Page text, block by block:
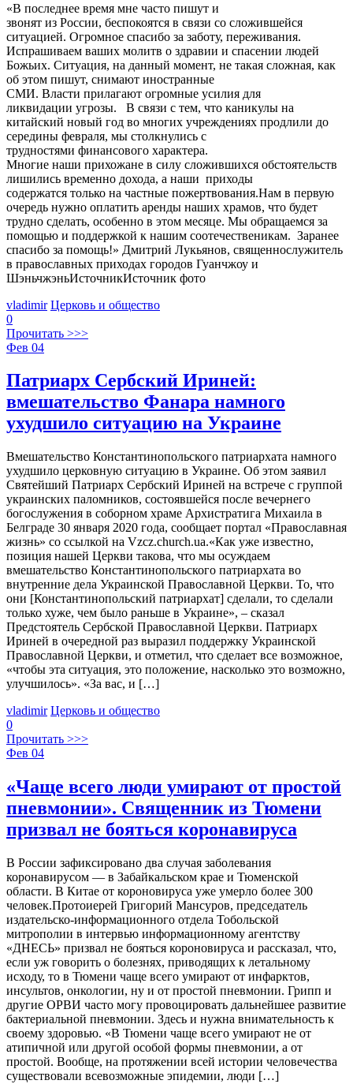
«В последнее время мне часто пишут и
звонят из России, беспокоятся в связи со сложившейся
ситуацией. Огромное спасибо за заботу, переживания.
Испрашиваем ваших молитв о здравии и спасении людей
Божьих. Ситуация, на данный момент, не такая сложная, как
об этом пишут, снимают иностранные
СМИ. Власти прилагают огромные усилия для
ликвидации угрозы. В связи с тем, что каникулы на
китайский новый год во многих учреждениях продлили до
середины февраля, мы столкнулись с
трудностями финансового характера.
Многие наши прихожане в силу сложившихся обстоятельств
лишились временно дохода, а наши приходы
содержатся только на частные пожертвования.Нам в первую
очередь нужно оплатить аренды наших храмов, что будет
трудно сделать, особенно в этом месяце. Мы обращаемся за
помощью и поддержкой к нашим соотечественикам. Заранее
спасибо за помощь!» Дмитрий Лукьянов, священнослужитель
в православных приходах городов Гуанчжоу и
ШэньчжэньИсточникИсточник фото
vladimir Церковь и общество
0
Прочитать >>>
Фев 04
Патриарх Сербский Ириней:
вмешательство Фанара намного
ухудшило ситуацию на Украине
Вмешательство Константинопольского патриархата намного
ухудшило церковную ситуацию в Украине. Об этом заявил
Святейший Патриарх Сербский Ириней на встрече с группой
украинских паломников, состоявшейся после вечернего
богослужения в соборном храме Архистратига Михаила в
Белграде 30 января 2020 года, сообщает портал «Православная
жизнь» со ссылкой на Vzcz.church.ua.«Как уже известно,
позиция нашей Церкви такова, что мы осуждаем
вмешательство Константинопольского патриархата во
внутренние дела Украинской Православной Церкви. То, что
они [Константинопольский патриархат] сделали, то сделали
только хуже, чем было раньше в Украине», – сказал
Предстоятель Сербской Православной Церкви. Патриарх
Ириней в очередной раз выразил поддержку Украинской
Православной Церкви, и отметил, что сделает все возможное,
«чтобы эта ситуация, это положение, насколько это возможно,
улучшилось». «За вас, и […]
vladimir Церковь и общество
0
Прочитать >>>
Фев 04
«Чаще всего люди умирают от простой
пневмонии». Священник из Тюмени
призвал не бояться коронавируса
В России зафиксировано два случая заболевания
коронавирусом — в Забайкальском крае и Тюменской
области. В Китае от короновируса уже умерло более 300
человек.Протоиерей Григорий Мансуров, председатель
издательско-информационного отдела Тобольской
митрополии в интервью информационному агентству
«ДНЕСЬ» призвал не бояться короновируса и рассказал, что,
если уж говорить о болезнях, приводящих к летальному
исходу, то в Тюмени чаще всего умирают от инфарктов,
инсультов, онкологии, ну и от простой пневмонии. Грипп и
другие ОРВИ часто могу провоцировать дальнейшее развитие
бактериальной пневмонии. Здесь и нужна внимательность к
своему здоровью. «В Тюмени чаще всего умирают не от
атипичной или другой особой формы пневмонии, а от
простой. Вообще, на протяжении всей истории человечества
существовали всевозможные эпидемии, люди […]